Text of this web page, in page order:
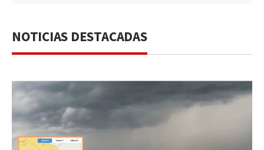
NOTICIAS DESTACADAS